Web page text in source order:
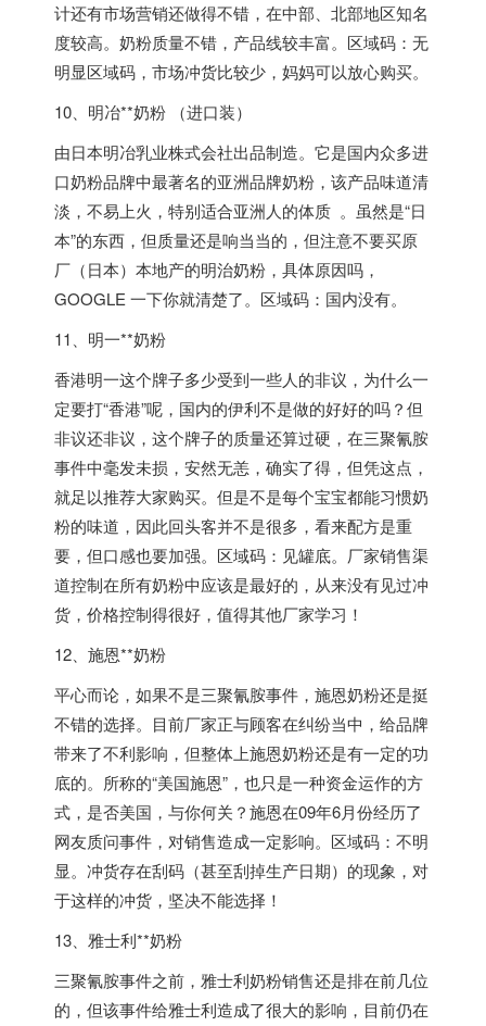
计还有市场营销还做得不错，在中部、北部地区知名
度较高。奶粉质量不错，产品线较丰富。区域码：无
明显区域码，市场冲货比较少，妈妈可以放心购买。
10、明冶**奶粉 （进口装）
由日本明冶乳业株式会社出品制造。它是国内众多进
口奶粉品牌中最著名的亚洲品牌奶粉，该产品味道清
淡，不易上火，特别适合亚洲人的体质 。虽然是“日
本”的东西，但质量还是响当当的，但注意不要买原
厂（日本）本地产的明治奶粉，具体原因吗，
GOOGLE 一下你就清楚了。区域码：国内没有。
11、明一**奶粉
香港明一这个牌子多少受到一些人的非议，为什么一
定要打“香港”呢，国内的伊利不是做的好好的吗？但
非议还非议，这个牌子的质量还算过硬，在三聚氰胺
事件中毫发未损，安然无恙，确实了得，但凭这点，
就足以推荐大家购买。但是不是每个宝宝都能习惯奶
粉的味道，因此回头客并不是很多，看来配方是重
要，但口感也要加强。区域码：见罐底。厂家销售渠
道控制在所有奶粉中应该是最好的，从来没有见过冲
货，价格控制得很好，值得其他厂家学习！
12、施恩**奶粉
平心而论，如果不是三聚氰胺事件，施恩奶粉还是挺
不错的选择。目前厂家正与顾客在纠纷当中，给品牌
带来了不利影响，但整体上施恩奶粉还是有一定的功
底的。所称的“美国施恩”，也只是一种资金运作的方
式，是否美国，与你何关？施恩在09年6月份经历了
网友质问事件，对销售造成一定影响。区域码：不明
显。冲货存在刮码（甚至刮掉生产日期）的现象，对
于这样的冲货，坚决不能选择！
13、雅士利**奶粉
三聚氰胺事件之前，雅士利奶粉销售还是排在前几位
的，但该事件给雅士利造成了很大的影响，目前仍在